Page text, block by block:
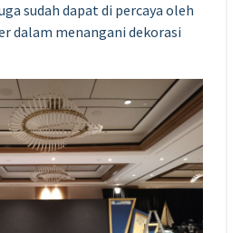
sudah dapat di percaya oleh
dalam menangani dekorasi